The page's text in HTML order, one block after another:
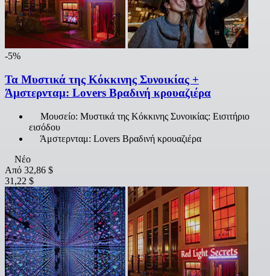
-5%
Τα Μυστικά της Κόκκινης Συνοικίας +
Άμστερνταμ: Lovers Βραδινή κρουαζιέρα
Μουσείο: Μυστικά της Κόκκινης Συνοικίας: Εισιτήριο
εισόδου
Άμστερνταμ: Lovers Βραδινή κρουαζιέρα
Νέο
Από 32,86 $
31,22 $